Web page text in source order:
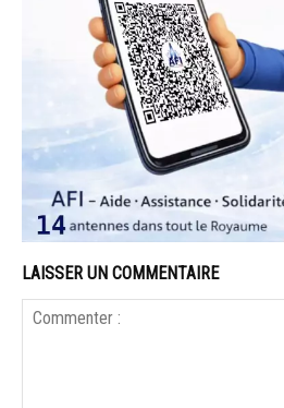
LAISSER UN COMMENTAIRE